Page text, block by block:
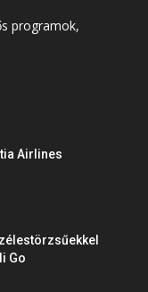
programok,
Airlines
Go